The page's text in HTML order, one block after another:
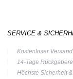
SERVICE &
Kostenloser Versand
14-Tage
Höchste Sicherheit